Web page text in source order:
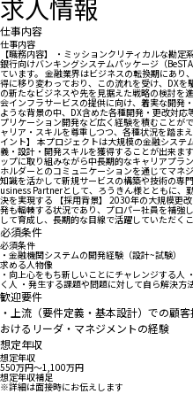
求人情報
仕事内容
仕事内容
【職務内容】 ・ミッションクリティカルな勘
銀行向けバンキングシステムパッケージ（
ています。 金融業界はビジネスの転換期にあ
得に移り変わっており、この流れを受け、DX
の新たなビジネスや先を見据えた戦略の検討を
会インフラサービスの提供に向け、着実な開発
ような背景の中、DX含めた各種開発・更改対
プリケーション開発など広く経験を積むことが
ャリア・スキルを尊重しつつ、各種状況を踏ま
イント】 本プロジェクトは大規模の金融シス
義・設計・開発スキルを獲得することが出来ま
ップに取り組みながら中長期的なキャリアプラ
ホルダーとのコミュニケーションを通じてマネ
知識を活かして新規サービスの構築や技術の専
usiness Partnerとして、ろうきん様とともに、
決を実現する 【採用背景】 2030年の大規模更
発も輻輳する状況であり、プロパー社員を補強
して育成し、長期的な目線で活躍していただく
必須条件
必須条件
・金融機関システムの開発経験（設計~試験）
求める人物像
・向上心をもち新しいことにチャレンジする人
く人 ・発生する課題や問題に対して自ら解決方
歓迎要件
・上流（要件定義・基本設計）での顧
おけるリーダ・マネジメントの経験
想定年収
想定年収
550万円〜1,100万円
想定年収補足
※詳細は面接時にお伝えします